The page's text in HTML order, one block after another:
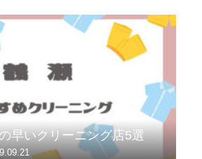
早いクリーニング店5選